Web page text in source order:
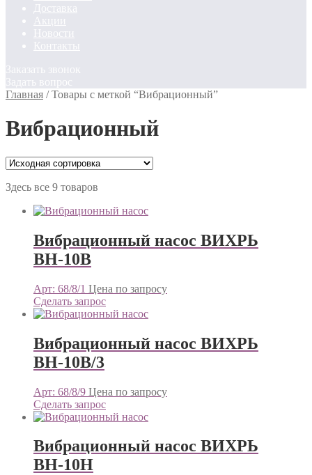
Доставка
Акции
Новости
Контакты
Заказать звонок
Задать вопрос
Главная /Товары с меткой “Вибрационный”
Вибрационный
Здесь все 9 товаров
Вибрационный насос ВИХРЬ
ВН-10В
Арт: 68/8/1 Цена по запросу
Сделать запрос
Вибрационный насос ВИХРЬ
ВН-10В/3
Арт: 68/8/9 Цена по запросу
Сделать запрос
Вибрационный насос ВИХРЬ
ВН-10Н